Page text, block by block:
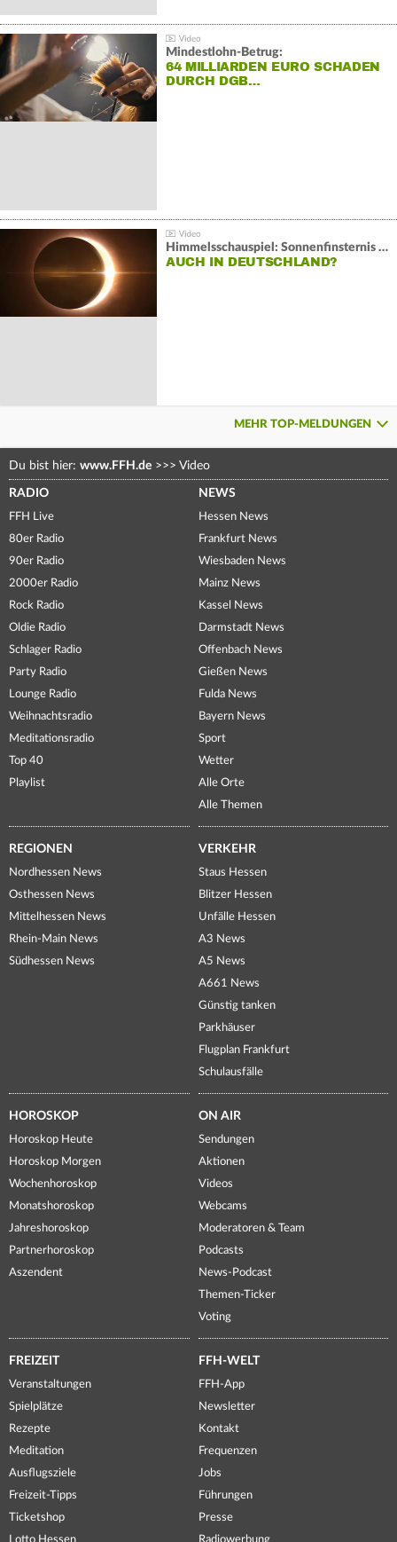
Mindestlohn-Betrug:
64 MILLIARDEN EURO SCHADEN
DURCH DGB…
Himmelsschauspiel: Sonnenfinsternis über Spanien
AUCH IN DEUTSCHLAND?
MEHR TOP-MELDUNGEN
Du bist hier: www.FFH.de >>> Video
RADIO
FFH Live
80er Radio
90er Radio
2000er Radio
Rock Radio
Oldie Radio
Schlager Radio
Party Radio
Lounge Radio
Weihnachtsradio
Meditationsradio
Top 40
Playlist
NEWS
Hessen News
Frankfurt News
Wiesbaden News
Mainz News
Kassel News
Darmstadt News
Offenbach News
Gießen News
Fulda News
Bayern News
Sport
Wetter
Alle Orte
Alle Themen
REGIONEN
Nordhessen News
Osthessen News
Mittelhessen News
Rhein-Main News
Südhessen News
VERKEHR
Staus Hessen
Blitzer Hessen
Unfälle Hessen
A3 News
A5 News
A661 News
Günstig tanken
Parkhäuser
Flugplan Frankfurt
Schulausfälle
HOROSKOP
Horoskop Heute
Horoskop Morgen
Wochenhoroskop
Monatshoroskop
Jahreshoroskop
Partnerhoroskop
Aszendent
ON AIR
Sendungen
Aktionen
Videos
Webcams
Moderatoren & Team
Podcasts
News-Podcast
Themen-Ticker
Voting
FREIZEIT
Veranstaltungen
Spielplätze
Rezepte
Meditation
Ausflugsziele
Freizeit-Tipps
Ticketshop
Lotto Hessen
FFH-WELT
FFH-App
Newsletter
Kontakt
Frequenzen
Jobs
Führungen
Presse
Radiowerbung